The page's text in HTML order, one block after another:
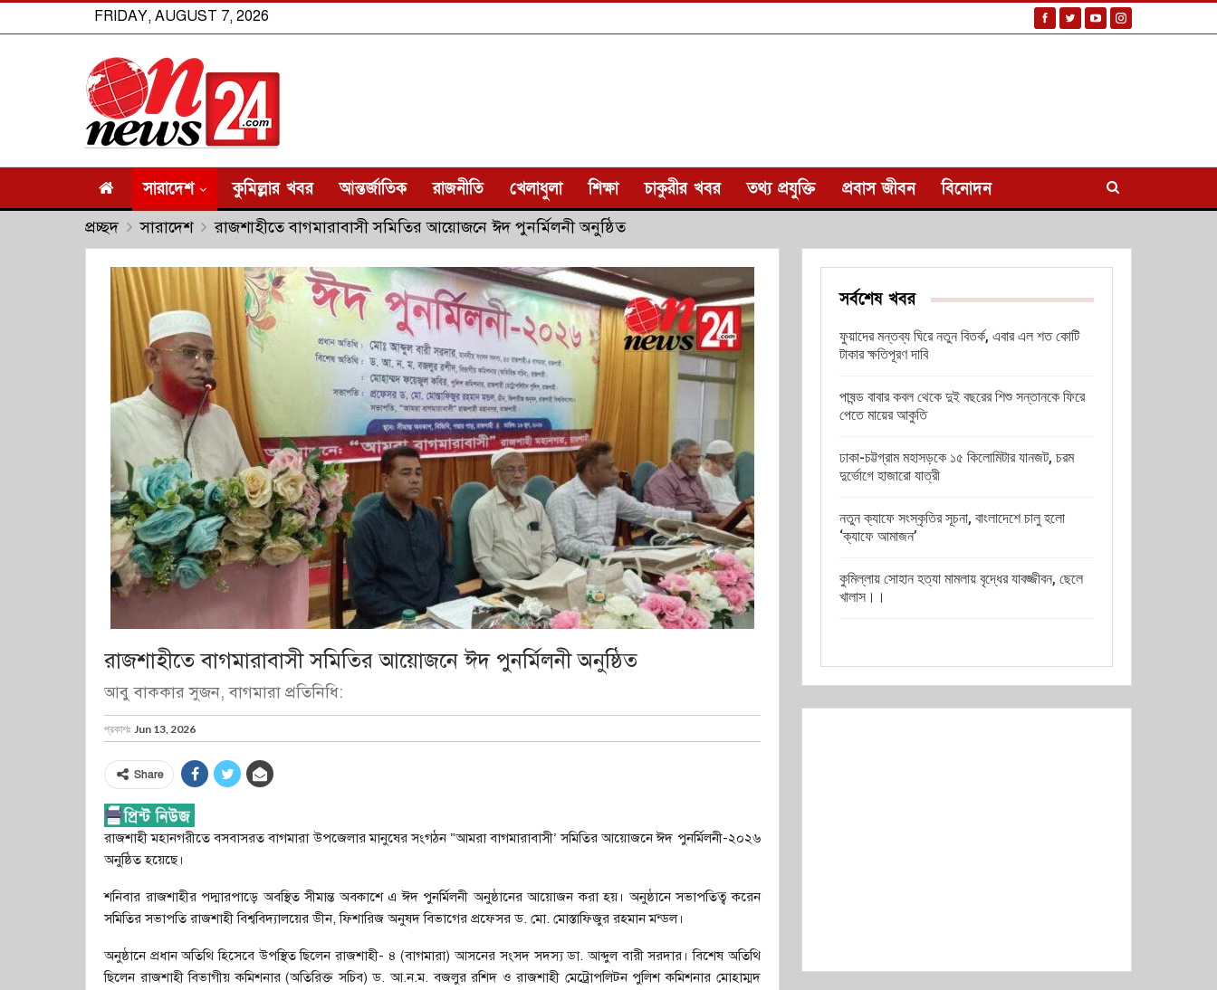
FRIDAY, AUGUST 7, 2026
সারাদেশ কুমিল্লার খবর আন্তর্জাতিক রাজনীতি খেলাধুলা শিক্ষা চাকুরীর খবর তথ্য প্রযুক্তি প্রবাস জীবন বিনোদন
প্রচ্ছদ সারাদেশ রাজশাহীতে বাগমারাবাসী সমিতির আয়োজনে ঈদ পুনর্মিলনী অনুষ্ঠিত
রাজশাহীতে বাগমারাবাসী সমিতির আয়োজনে ঈদ পুনর্মিলনী অনুষ্ঠিত
আবু বাককার সুজন, বাগমারা প্রতিনিধি:
প্রকাশঃ Jun 13, 2026
Share
রাজশাহী মহানগরীতে বসবাসরত বাগমারা উপজেলার মানুষের সংগঠন “আমরা বাগমারাবাসী’ সমিতির আয়োজনে ঈদ পুনর্মিলনী-২০২৬
অনুষ্ঠিত হয়েছে।
শনিবার রাজশাহীর পদ্মারপাড়ে অবস্থিত সীমান্ত অবকাশে এ ঈদ পুনর্মিলনী অনুষ্ঠানের আয়োজন করা হয়। অনুষ্ঠানে সভাপতিত্ব করেন
সমিতির সভাপতি রাজশাহী বিশ্ববিদ্যালয়ের ডীন, ফিশারিজ অনুষদ বিভাগের প্রফেসর ড. মো. মোস্তাফিজুর রহমান মন্ডল।
অনুষ্ঠানে প্রধান অতিথি হিসেবে উপস্থিত ছিলেন রাজশাহী- ৪ (বাগমারা) আসনের সংসদ সদস্য ডা. আব্দুল বারী সরদার। বিশেষ অতিথি
ছিলেন রাজশাহী বিভাগীয় কমিশনার (অতিরিক্ত সচিব) ড. আ.ন.ম. বজলুর রশিদ ও রাজশাহী মেট্রোপলিটন পুলিশ কমিশনার মোহাম্মদ
সর্বশেষ খবর
ফুয়াদের মন্তব্য ঘিরে নতুন বিতর্ক, এবার এল শত কোটি
টাকার ক্ষতিপূরণ দাবি
পাষন্ড বাবার কবল থেকে দুই বছরের শিশু সন্তানকে ফিরে
পেতে মায়ের আকুতি
ঢাকা-চট্টগ্রাম মহাসড়কে ১৫ কিলোমিটার যানজট, চরম
দুর্ভোগে হাজারো যাত্রী
নতুন ক্যাফে সংস্কৃতির সূচনা, বাংলাদেশে চালু হলো
‘ক্যাফে আমাজন’
কুমিল্লায় সোহান হত্যা মামলায় বৃদ্ধের যাবজ্জীবন, ছেলে
খালাস।।